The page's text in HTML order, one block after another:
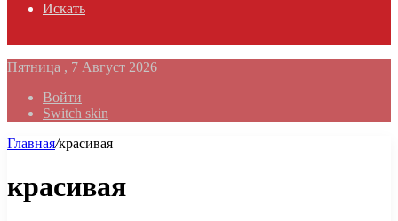
Искать
Пятница , 7 Август 2026
Войти
Switch skin
Главная/красивая
красивая